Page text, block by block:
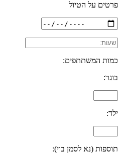
פרטים על הטיול
כמות המשתתפים:
בוגר:
ילד:
תוספות (נא לסמן בוי):